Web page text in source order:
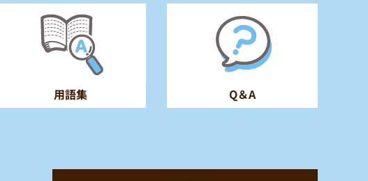
用語集 Q＆A